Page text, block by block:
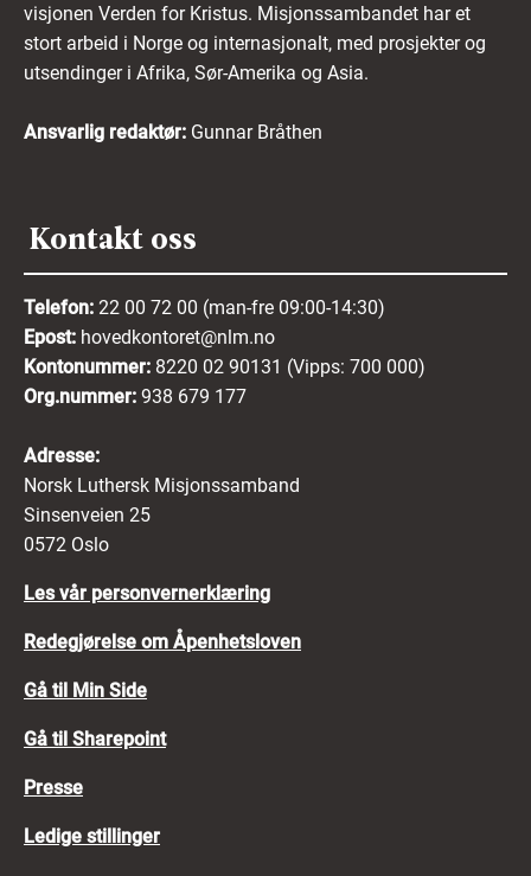
visjonen Verden for Kristus. Misjonssambandet har et
stort arbeid i Norge og internasjonalt, med prosjekter og
utsendinger i Afrika, Sør-Amerika og Asia.
Ansvarlig redaktør: Gunnar Bråthen
Kontakt oss
Telefon: 22 00 72 00 (man-fre 09:00-14:30)
Epost: hovedkontoret@nlm.no
Kontonummer: 8220 02 90131 (Vipps: 700 000)
Org.nummer: 938 679 177
Adresse:
Norsk Luthersk Misjonssamband
Sinsenveien 25
0572 Oslo
Les vår personvernerklæring
Redegjørelse om Åpenhetsloven
Gå til Min Side
Gå til Sharepoint
Presse
Ledige stillinger